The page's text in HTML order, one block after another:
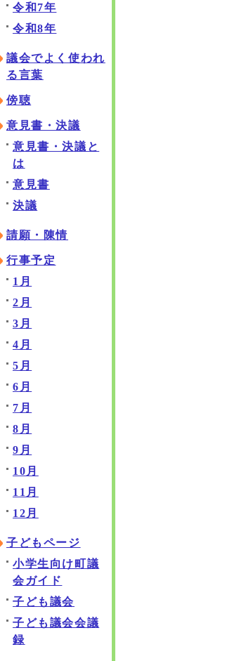
令和7年
令和8年
議会でよく使われ
る言葉
傍聴
意見書・決議
意見書・決議と
は
意見書
決議
請願・陳情
行事予定
1月
2月
3月
4月
5月
6月
7月
8月
9月
10月
11月
12月
子どもページ
小学生向け町議
会ガイド
子ども議会
子ども議会会議
録